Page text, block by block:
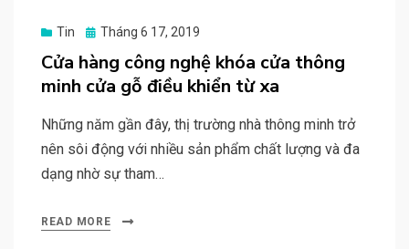
Tin
Posted
on
Tháng 6 17, 2019
Cửa hàng công nghệ khóa cửa thông
minh cửa gỗ điều khiển từ xa
Những năm gần đây, thị trường nhà thông minh trở
nên sôi động với nhiều sản phẩm chất lượng và đa
dạng nhờ sự tham…
READ MORE